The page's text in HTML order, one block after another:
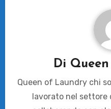
Di
Queen of Laundry chi
lavorato nel